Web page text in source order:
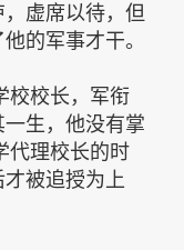
虚席以待，但
的军事才干。
校校长，军衔
生，他没有掌
代理校长的时
被追授为上